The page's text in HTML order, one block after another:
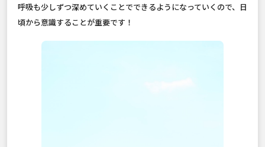
呼吸も少しずつ深めていくことでできるようになっていくので、日
頃から意識することが重要です！